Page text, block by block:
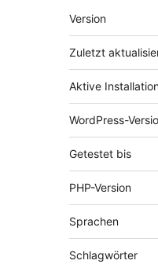
Meta
Version
Zuletzt
Aktive
WordPress-
Getestet bis
PHP-Version
Sprachen
Schlagwörter